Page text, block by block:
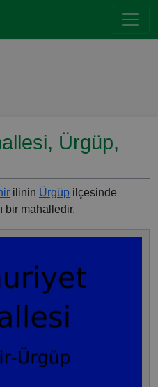
Ürgüp,
ilinin Ürgüp ilçesinde
bir mahalledir.